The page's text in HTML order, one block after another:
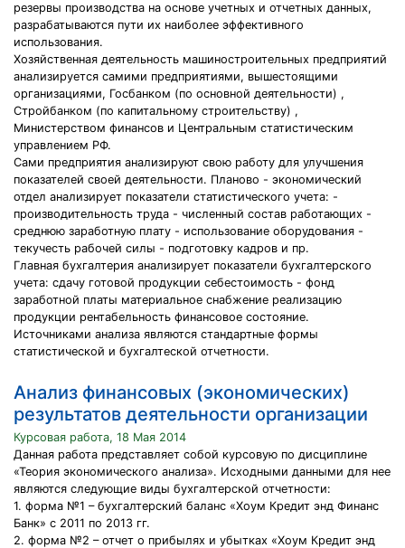
резервы производства на основе учетных и отчетных данных,
разрабатываются пути их наиболее эффективного
использования.
Хозяйственная деятельность машиностроительных предприятий
анализируется самими предприятиями, вышестоящими
организациями, Госбанком (по основной деятельности) ,
Стройбанком (по капитальному строительству) ,
Министерством финансов и Центральным статистическим
управлением РФ.
Сами предприятия анализируют свою работу для улучшения
показателей своей деятельности. Планово - экономический
отдел анализирует показатели статистического учета: -
производительность труда - численный состав работающих -
среднюю заработную плату - использование оборудования -
текучесть рабочей силы - подготовку кадров и пр.
Главная бухгалтерия анализирует показатели бухгалтерского
учета: сдачу готовой продукции себестоимость - фонд
заработной платы материальное снабжение реализацию
продукции рентабельность финансовое состояние.
Источниками анализа являются стандартные формы
статистической и бухгалтеской отчетности.
Анализ финансовых (экономических)
результатов деятельности организации
Курсовая работа, 18 Мая 2014
Данная работа представляет собой курсовую по дисциплине
«Теория экономического анализа». Исходными данными для нее
являются следующие виды бухгалтерской отчетности:
1. форма №1 – бухгалтерский баланс «Хоум Кредит энд Финанс
Банк» с 2011 по 2013 гг.
2. форма №2 – отчет о прибылях и убытках «Хоум Кредит энд